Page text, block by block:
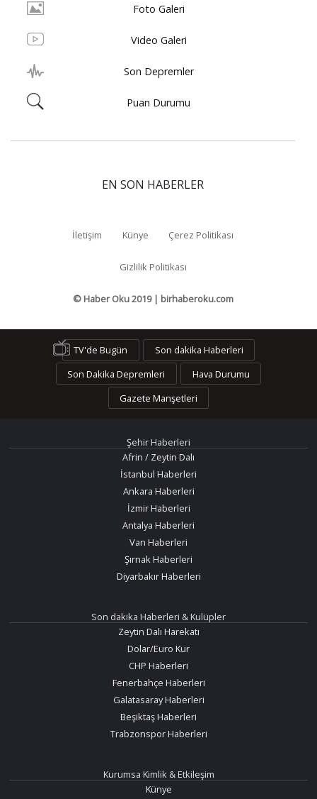
Foto Galeri
Video Galeri
Son Depremler
Puan Durumu
EN SON HABERLER
İletişim Künye Çerez Politikası
Gizlilik Politikası
© Haber Oku 2019 | birhaberoku.com
TV'de Bugün
Son dakika Haberleri
Son Dakika Depremleri
Hava Durumu
Gazete Manşetleri
Şehir Haberleri
Afrin / Zeytin Dalı
İstanbul Haberleri
Ankara Haberleri
İzmir Haberleri
Antalya Haberleri
Van Haberleri
Şırnak Haberleri
Diyarbakır Haberleri
Son dakika Haberleri & Kulüpler
Zeytin Dalı Harekatı
Dolar/Euro Kur
CHP Haberleri
Fenerbahçe Haberleri
Galatasaray Haberleri
Beşiktaş Haberleri
Trabzonspor Haberleri
Kurumsa Kimlik & Etkileşim
Künye